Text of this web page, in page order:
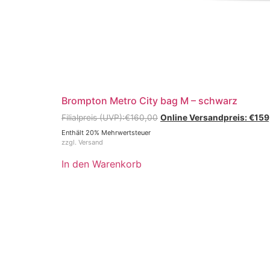
Brompton Metro City bag M – schwarz
€160,00 €
Enthält 20% Mehrwertsteuer
zzgl. Versand
In den Warenkorb